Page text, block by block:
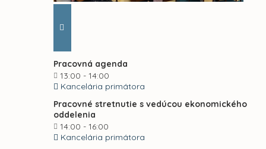
Pracovná agenda
13:00 - 14:00
Kancelária primátora
Pracovné stretnutie s vedúcou ekonomického
oddelenia
14:00 - 16:00
Kancelária primátora